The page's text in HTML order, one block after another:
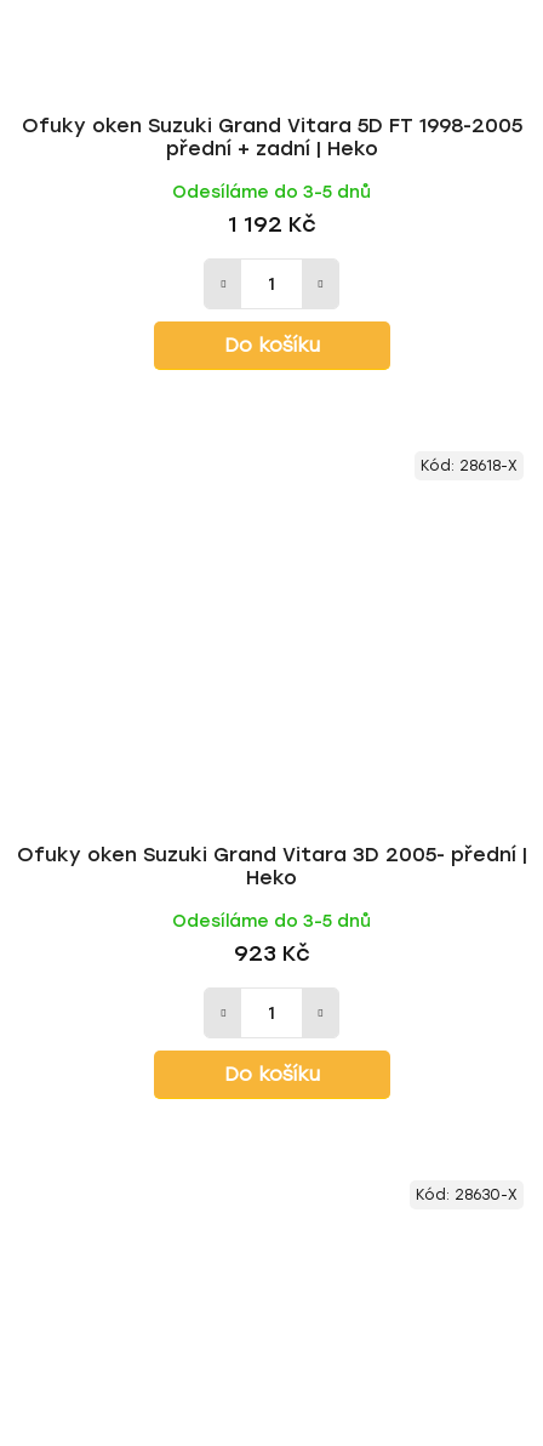
Ofuky oken Suzuki Grand Vitara 5D FT 1998-2005
přední + zadní | Heko
Odesíláme do 3-5 dnů
1 192 Kč
Do košíku
Ofuky oken Suzuki Grand Vitara 3D 2005- přední |
Heko
Odesíláme do 3-5 dnů
923 Kč
Do košíku
Kód: 28618-X
Kód: 28630-X